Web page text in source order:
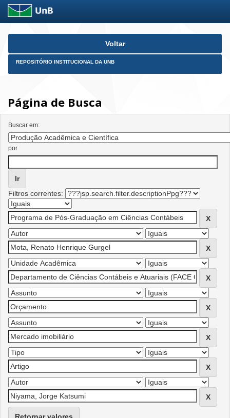
Skip
Voltar
REPOSITÓRIO INSTITUCIONAL DA UNB
Página de Busca
Buscar em:
por
Filtros correntes:
Retornar valores